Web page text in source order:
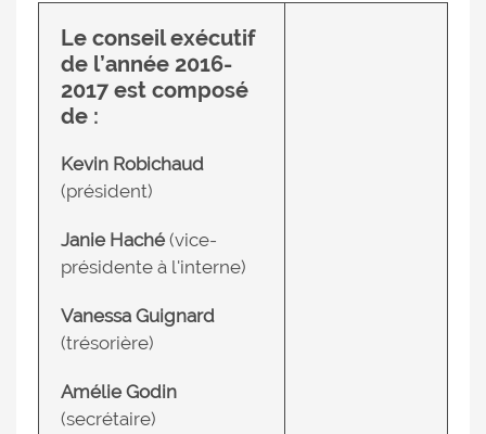
Le conseil exécutif
de l’année 2016-
2017 est composé
de :
Kevin Robichaud
(président)
Janie Haché(vice-
présidente à l'interne)
Vanessa Guignard
(trésorière)
Amélie Godin
(secrétaire)